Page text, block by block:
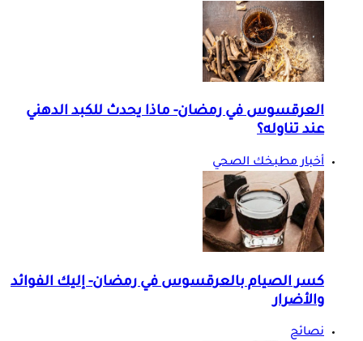
العرقسوس في رمضان- ماذا يحدث للكبد الدهني
عند تناوله؟
أخبار مطبخك الصحي
كسر الصيام بالعرقسوس في رمضان- إليك الفوائد
والأضرار
نصائح